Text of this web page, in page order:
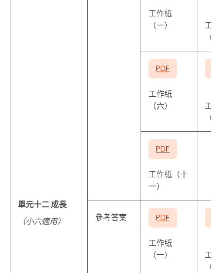
單元十二 成長
（小六適用）
工作紙
（一）
工
（
PDF
工作紙
（六）
工
（
PDF
工作紙（十
一）
參考答案 PDF
工作紙
（一）
工
（